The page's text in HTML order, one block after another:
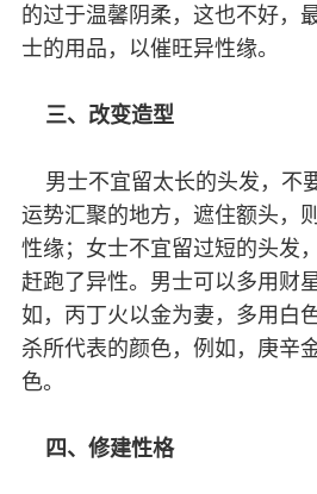
的过于温馨阴柔，这也不好，
士的用品，以催旺异性缘。
三、改变造型
男士不宜留太长的头发，不
运势汇聚的地方，遮住额头，
性缘；女士不宜留过短的头发
赶跑了异性。男士可以多用财
如，丙丁火以金为妻，多用白
杀所代表的颜色，例如，庚辛
色。
四、修建性格